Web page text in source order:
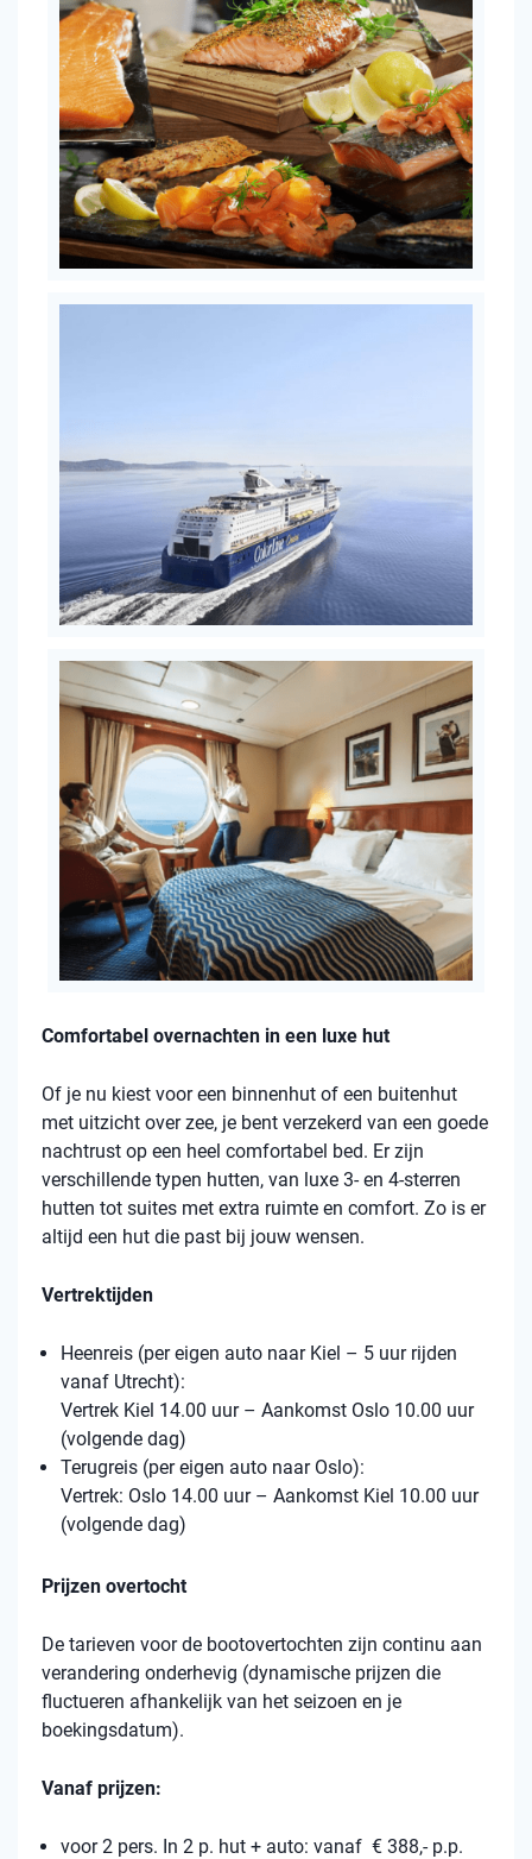
Comfortabel overnachten in een luxe hut
Of je nu kiest voor een binnenhut of een buitenhut
met uitzicht over zee, je bent verzekerd van een goede
nachtrust op een heel comfortabel bed. Er zijn
verschillende typen hutten, van luxe 3- en 4-sterren
hutten tot suites met extra ruimte en comfort. Zo is er
altijd een hut die past bij jouw wensen.
Vertrektijden
Heenreis (per eigen auto naar Kiel – 5 uur rijden
vanaf Utrecht):
Vertrek Kiel 14.00 uur – Aankomst Oslo 10.00 uur
(volgende dag)
Terugreis (per eigen auto naar Oslo):
Vertrek: Oslo 14.00 uur – Aankomst Kiel 10.00 uur
(volgende dag)
Prijzen overtocht
De tarieven voor de bootovertochten zijn continu aan
verandering onderhevig (dynamische prijzen die
fluctueren afhankelijk van het seizoen en je
boekingsdatum).
Vanaf prijzen:
voor 2 pers. In 2 p. hut + auto: vanaf € 388,- p.p.